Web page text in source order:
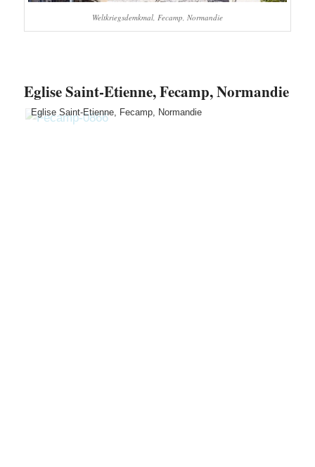
Weltkriegsdemkmal, Fecamp, Normandie
Eglise Saint-Etienne, Fecamp, Normandie
Eglise Saint-Etienne, Fecamp, Normandie